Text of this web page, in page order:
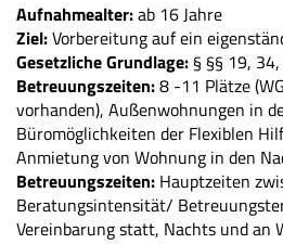
Aufnahmealter:ab 16 Jahre
Ziel:Vorbereitung auf ein
Gesetzliche Grundlage:§ §§ 19,
Betreuungszeiten:8 -11 Plätze
vorhanden), Außenwohnungen in
Büromöglichkeiten der Flexiblen
Anmietung von Wohnung in den
Betreuungszeiten: Hauptzeiten
Beratungsintensität/
Vereinbarung statt, Nachts und an